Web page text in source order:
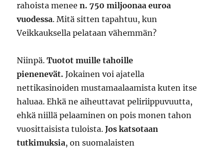
rahoista meneen. 750 miljoonaa euroa
vuodessa. Mitä sitten tapahtuu, kun
Veikkauksella pelataan vähemmän?
Niinpä.Tuotot muille tahoille
pienenevät. Jokainen voi ajatella
nettikasinoiden mustamaalaamista kuten itse
haluaa. Ehkä ne aiheuttavat peliriippuvuutta,
ehkä niillä pelaaminen on pois monen tahon
vuosittaisista tuloista.Jos katsotaan
tutkimuksia, on suomalaisten